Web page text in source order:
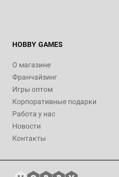
HOBBY GAMES
О магазине
Франчайзинг
Игры оптом
Корпоративные подарки
Работа у нас
Новости
Контакты